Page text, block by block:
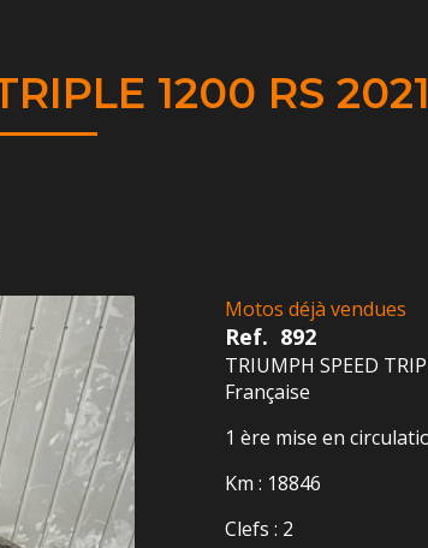
1200 RS 2021
Motos déjà vendues
Ref. 892
TRIUMPH SPEED
Française
1 ère mise en
Km : 18846
Clefs : 2